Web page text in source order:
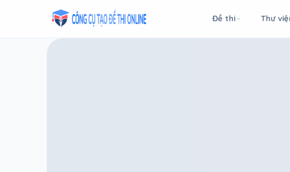
Đề thi Thư
Taodethi.xyz - Tạo đề thi Online miễn phí